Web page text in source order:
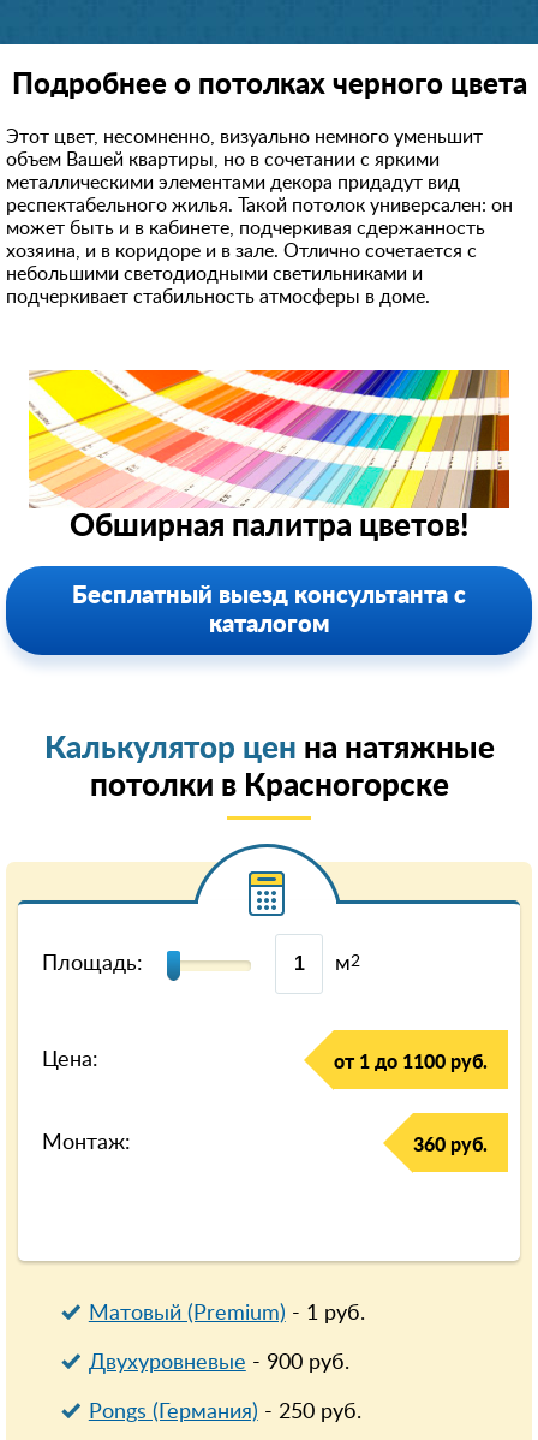
Подробнее о потолках черного цвета
Этот цвет, несомненно, визуально немного уменьшит
объем Вашей квартиры, но в сочетании с яркими
металлическими элементами декора придадут вид
респектабельного жилья. Такой потолок универсален: он
может быть и в кабинете, подчеркивая сдержанность
хозяина, и в коридоре и в зале. Отлично сочетается с
небольшими светодиодными светильниками и
подчеркивает стабильность атмосферы в доме.
Обширная палитра цветов!
Бесплатный выезд консультанта с
каталогом
Калькулятор цен на натяжные
потолки в Красногорске
Площадь: м2
Цена: от 1 до 1100 руб.
Монтаж: 360 руб.
Матовый (Premium) - 1руб.
Двухуровневые - 900руб.
Pongs (Германия) - 250руб.